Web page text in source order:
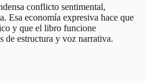
conflicto sentimental,
Esa economía expresiva hace que
y que el libro funcione
de estructura y voz narrativa.